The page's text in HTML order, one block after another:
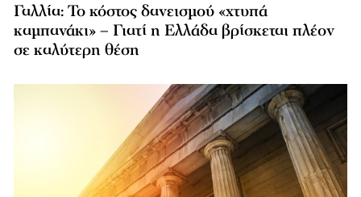
Γαλλία: Το κόστος δανεισμού «χτυπά
καμπανάκι» – Γιατί η Ελλάδα βρίσκεται πλέον
σε καλύτερη θέση